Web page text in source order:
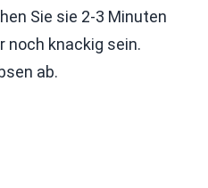
Sie sie 2-3 Minuten
noch knackig sein.
ab.